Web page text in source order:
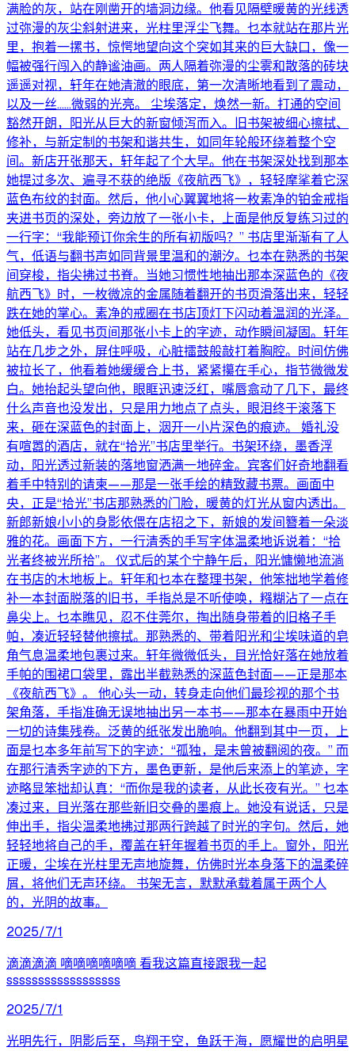
满脸的灰，站在刚凿开的墙洞边缘。他看见隔壁暖黄的光线透
过弥漫的灰尘斜射进来，光柱里浮尘飞舞。乜本就站在那片光
里，抱着一摞书，惊愕地望向这个突如其来的巨大缺口，像一
幅被强行闯入的静谧油画。两人隔着弥漫的尘雾和散落的砖块
遥遥对视，轩年在她清澈的眼底，第一次清晰地看到了震动，
以及一丝……微弱的光亮。 尘埃落定，焕然一新。打通的空间
豁然开朗，阳光从巨大的新窗倾泻而入。旧书架被细心擦拭、
修补，与新定制的书架和谐共生，如同年轮般环绕着整个空
间。新店开张那天，轩年起了个大早。他在书架深处找到那本
她提过多次、遍寻不获的绝版《夜航西飞》，轻轻摩挲着它深
蓝色布纹的封面。然后，他小心翼翼地将一枚素净的铂金戒指
夹进书页的深处，旁边放了一张小卡，上面是他反复练习过的
一行字：“我能预订你余生的所有初版吗？” 书店里渐渐有了人
气，低语与翻书声如同背景里温和的潮汐。乜本在熟悉的书架
间穿梭，指尖拂过书脊。当她习惯性地抽出那本深蓝色的《夜
航西飞》时，一枚微凉的金属随着翻开的书页滑落出来，轻轻
跌在她的掌心。素净的戒圈在书店顶灯下闪动着温润的光泽。
她低头，看见书页间那张小卡上的字迹，动作瞬间凝固。轩年
站在几步之外，屏住呼吸，心脏擂鼓般敲打着胸腔。时间仿佛
被拉长了，他看着她缓缓合上书，紧紧攥在手心，指节微微发
白。她抬起头望向他，眼眶迅速泛红，嘴唇翕动了几下，最终
什么声音也没发出，只是用力地点了点头，眼泪终于滚落下
来，砸在深蓝色的封面上，洇开一小片深色的痕迹。 婚礼没
有喧嚣的酒店，就在“拾光”书店里举行。书架环绕，墨香浮
动，阳光透过新装的落地窗洒满一地碎金。宾客们好奇地翻看
着手中特别的请柬——那是一张手绘的精致藏书票。画面中
央，正是“拾光”书店那熟悉的门脸，暖黄的灯光从窗内透出。
新郎新娘小小的身影依偎在店招之下，新娘的发间簪着一朵淡
雅的花。画面下方，一行清秀的手写字体温柔地诉说着：“拾
光者终被光所拾”。 仪式后的某个宁静午后，阳光慵懒地流淌
在书店的木地板上。轩年和乜本在整理书架，他笨拙地学着修
补一本封面脱落的旧书，手指总是不听使唤，糨糊沾了一点在
鼻尖上。乜本瞧见，忍不住莞尔，掏出随身带着的旧格子手
帕，凑近轻轻替他擦拭。那熟悉的、带着阳光和尘埃味道的皂
角气息温柔地包裹过来。轩年微微低头，目光恰好落在她放着
手帕的围裙口袋里，露出半截熟悉的深蓝色封面——正是那本
《夜航西飞》。 他心头一动，转身走向他们最珍视的那个书
架角落，手指准确无误地抽出另一本书——那本在暴雨中开始
一切的诗集残卷。泛黄的纸张发出脆响。他翻到其中一页，上
面是乜本多年前写下的字迹：“孤独，是未曾被翻阅的夜。” 而
在那行清秀字迹的下方，墨色更新，是他后来添上的笔迹，字
迹略显笨拙却认真：“而你是我的读者，从此长夜有光。” 乜本
凑过来，目光落在那些新旧交叠的墨痕上。她没有说话，只是
伸出手，指尖温柔地拂过那两行跨越了时光的字句。然后，她
轻轻地将自己的手，覆盖在轩年握着书页的手上。窗外，阳光
正暖，尘埃在光柱里无声地旋舞，仿佛时光本身落下的温柔碎
屑，将他们无声环绕。 书架无言，默默承载着属于两个人
的，光阴的故事。
2025/7/1
滴滴滴滴 嘀嘀嘀嘀嘀嘀 看我这篇直接跟我一起
ssssssssssssssssss
2025/7/1
光明先行，阴影后至，鸟翔于空，鱼跃于海，愿耀世的启明星